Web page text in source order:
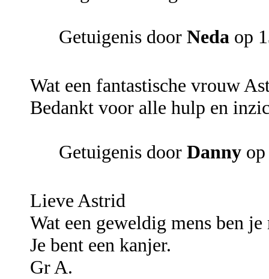
Getuigenis door Neda op
Wat een fantastische vrouw
Bedankt voor alle hulp en
Getuigenis door Danny
Lieve Astrid
Wat een geweldig mens ben
Je bent een kanjer.
Gr A.